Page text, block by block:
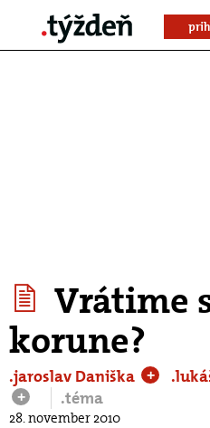
Vrátime
korune?
.jaroslav Daniška +
+ .téma
28. november 2010